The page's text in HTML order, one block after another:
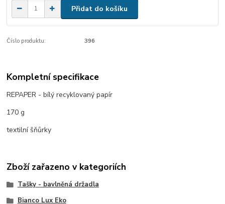
Přidat do košíku
Číslo produktu: 396
Kompletní specifikace
REPAPER - bílý recyklovaný papír
170 g
textilní šňůrky
Zboží zařazeno v kategoriích
Tašky - bavlněná držadla
Bianco Lux Eko